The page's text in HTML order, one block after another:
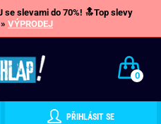
se slevami do 70%! 🔝Top slevy
VÝPRODEJ
0
PŘIHLÁSIT SE